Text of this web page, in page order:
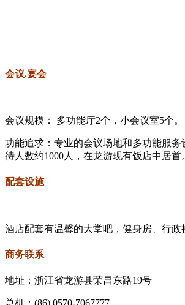
会议.宴会
会议规模： 多功能厅2个，小会议室5个。
功能追求：专业的会议场地和多功能服务
待人数约1000人，在龙游现有饭店中居首
配套设施
酒店配套有温馨的大堂吧，健身房、行政
商务联系
地址：浙江省龙游县荣昌东路19号